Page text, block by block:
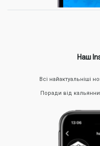
Наш
Всі найактуальніші
Поради від